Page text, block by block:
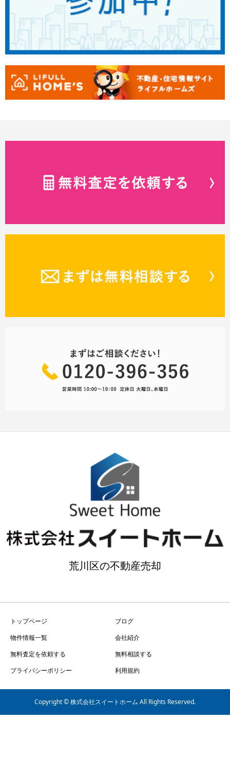
荒川区の不動産売却
トップページ
ブログ
物件情報一覧
会社紹介
無料査定を依頼する
無料相談する
プライバシーポリシー
利用規約
Copyright © 株式会社スイートホーム All Rights Reserved.